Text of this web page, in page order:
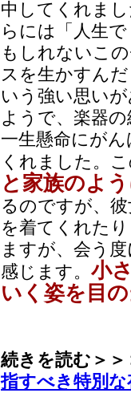
中してくれま
らには「人生
もしれないこ
スを生かすん
いう強い思い
ようで、楽器
一生懸命にが
くれました。
と家族のよ
るのですが、
を着てくれた
ますが、会う
感じます。 小
いく姿を目
続きを読む＞
指すべき特別な